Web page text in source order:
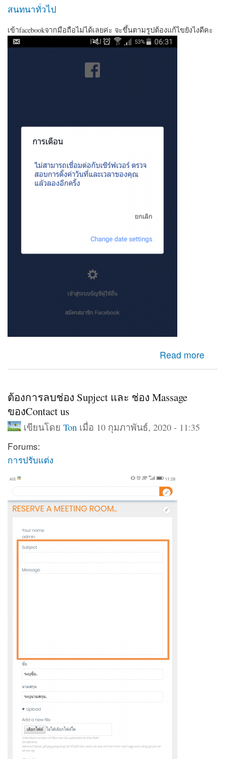
สนทนาทั่วไป
เข้าfacebookจากมือถือไม่ได้เลยค่ะ จะขึ้นตามรูปต้องแก้ไขยังไงดีคะ
Read more
ต้องการลบช่อง Supject และ ช่อง Massage
ของContact us
เขียนโดย Ton เมื่อ 10 กุมภาพันธ์, 2020 - 11:35
Forums:
การปรับแต่ง